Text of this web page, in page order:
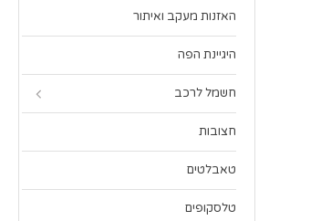
האזנות מעקב ואיתור
היגיינת הפה
חשמל לרכב
חצובות
טאבלטים
טלסקופים